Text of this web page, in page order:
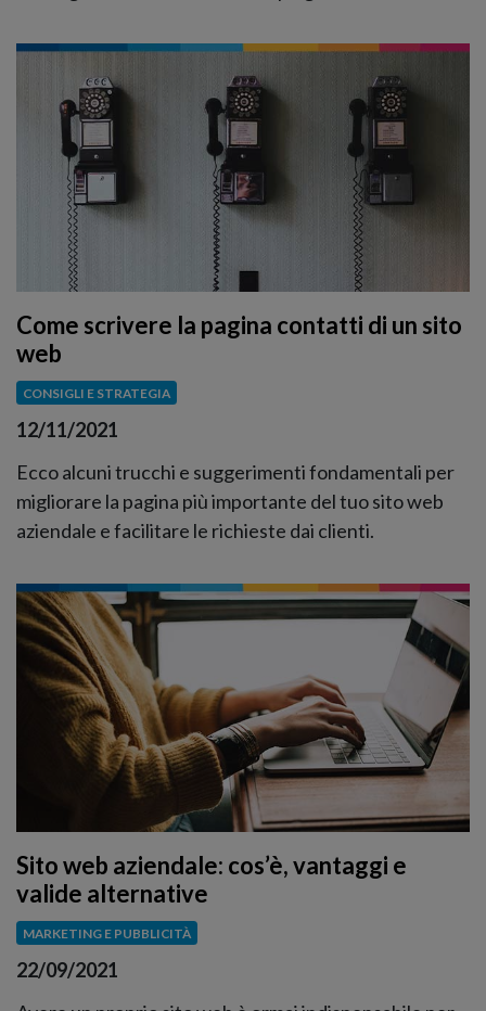
Come scrivere la pagina contatti di un sito
web
CONSIGLI E STRATEGIA
12/11/2021
Ecco alcuni trucchi e suggerimenti fondamentali per
migliorare la pagina più importante del tuo sito web
aziendale e facilitare le richieste dai clienti.
Sito web aziendale: cos’è, vantaggi e
valide alternative
MARKETING E PUBBLICITÀ
22/09/2021